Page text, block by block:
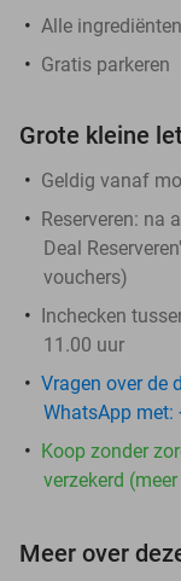
Alle
Gratis parkeren
Grote kleine
Geldig vanaf
Reserveren: na
Deal
vouchers)
Inchecken
11.00 uur
Vragen over de
WhatsApp met:
Koop zonder
verzekerd
Meer over